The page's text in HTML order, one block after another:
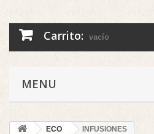
Carrito: vacío
MENU
ECO INFUSIONES